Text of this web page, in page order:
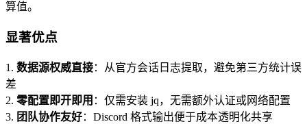
算值。
显著优点
1. 数据源权威直接：从官方会话日志提取，避免第三方统计误
差
2. 零配置即开即用 ：仅需安装 jq，无需额外认证或网络配置
3. 团队协作友好：Discord 格式输出便于成本透明化共享